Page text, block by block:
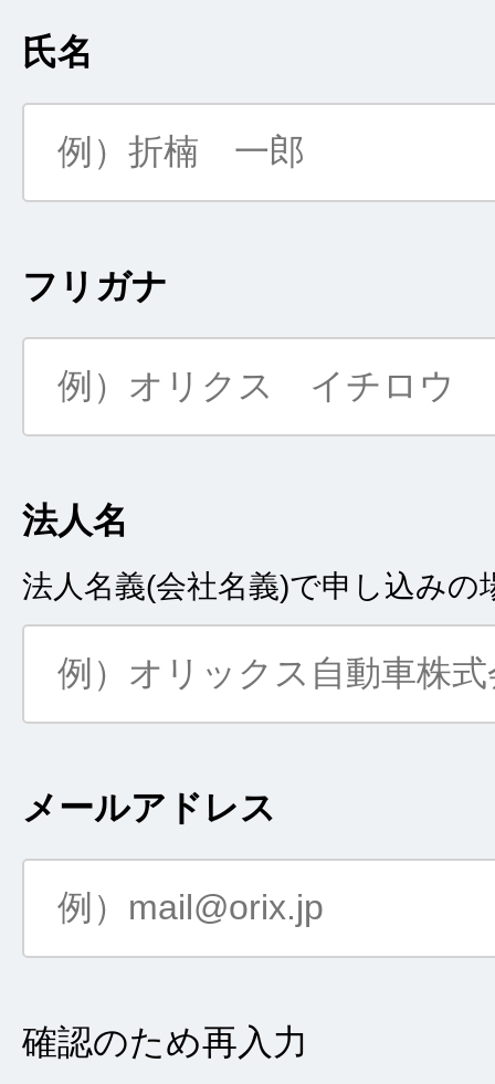
氏名
フリガナ
法人名
法人名義(会社名義)で申し込み
メールアドレス
確認のため再入力